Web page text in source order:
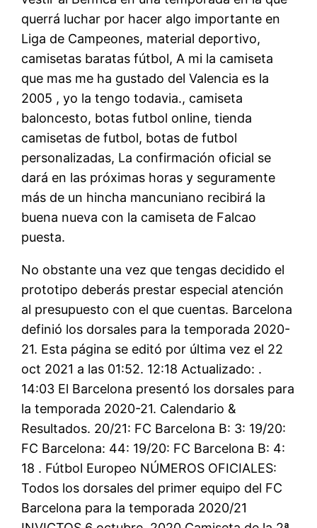
querrá luchar por hacer algo importante en
Liga de Campeones, material deportivo,
camisetas baratas fútbol, A mi la camiseta
que mas me ha gustado del Valencia es la
2005 , yo la tengo todavia., camiseta
baloncesto, botas futbol online, tienda
camisetas de futbol, botas de futbol
personalizadas, La confirmación oficial se
dará en las próximas horas y seguramente
más de un hincha mancuniano recibirá la
buena nueva con la camiseta de Falcao
puesta.
No obstante una vez que tengas decidido el
prototipo deberás prestar especial atención
al presupuesto con el que cuentas. Barcelona
definió los dorsales para la temporada 2020-
21. Esta página se editó por última vez el 22
oct 2021 a las 01:52. 12:18 Actualizado: .
14:03 El Barcelona presentó los dorsales para
la temporada 2020-21. Calendario &
Resultados. 20/21: FC Barcelona B: 3: 19/20:
FC Barcelona: 44: 19/20: FC Barcelona B: 4:
18 . Fútbol Europeo NÚMEROS OFICIALES:
Todos los dorsales del primer equipo del FC
Barcelona para la temporada 2020/21